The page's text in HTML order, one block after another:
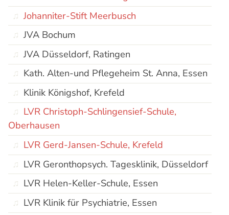
Johanniter-Stift Meerbusch
JVA Bochum
JVA Düsseldorf, Ratingen
Kath. Alten-und Pflegeheim St. Anna, Essen
Klinik Königshof, Krefeld
LVR Christoph-Schlingensief-Schule,
Oberhausen
LVR Gerd-Jansen-Schule, Krefeld
LVR Geronthopsych. Tagesklinik, Düsseldorf
LVR Helen-Keller-Schule, Essen
LVR Klinik für Psychiatrie, Essen